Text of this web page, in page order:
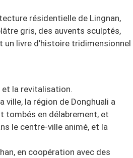
résidentielle de Lingnan,
gris, des auvents sculptés,
un livre d'histoire tridimensionnel
et la revitalisation.
la région de Donghuali a
tombés en délabrement, et
le centre-ville animé, et la
en coopération avec des